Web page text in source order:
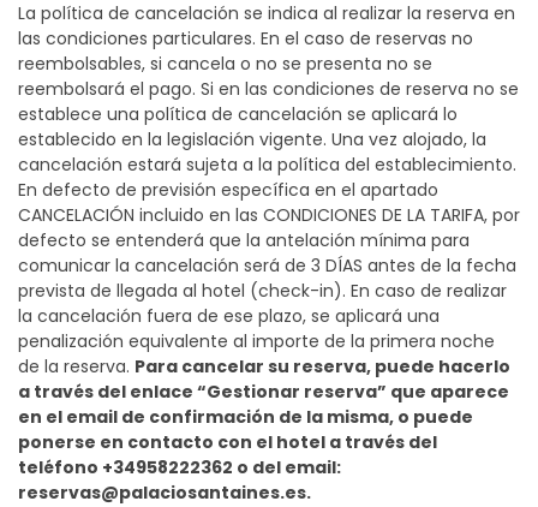
La política de cancelación se indica al realizar la reserva en
las condiciones particulares. En el caso de reservas no
reembolsables, si cancela o no se presenta no se
reembolsará el pago. Si en las condiciones de reserva no se
establece una política de cancelación se aplicará lo
establecido en la legislación vigente. Una vez alojado, la
cancelación estará sujeta a la política del establecimiento.
En defecto de previsión específica en el apartado
CANCELACIÓN incluido en las CONDICIONES DE LA TARIFA, por
defecto se entenderá que la antelación mínima para
comunicar la cancelación será de 3 DÍAS antes de la fecha
prevista de llegada al hotel (check-in). En caso de realizar
la cancelación fuera de ese plazo, se aplicará una
penalización equivalente al importe de la primera noche
de la reserva. Para cancelar su reserva, puede hacerlo
a través del enlace “Gestionar reserva” que aparece
en el email de confirmación de la misma, o puede
ponerse en contacto con el hotel a través del
teléfono +34958222362 o del email:
reservas@palaciosantaines.es.